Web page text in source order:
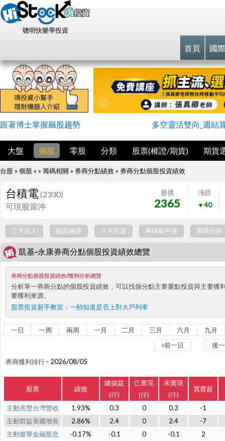
聰明快樂學投資
首頁 國
跟著博士掌握飆股趨勢 多空靈活雙向_週結
大盤 個股 零股 分類 股票(權證/期貨) 期貨
台股 » 個股 » » 籌碼相關 » 券商分點績效 » 券商分點個股投資績效
台積電(2330)
可現股當沖
股價
2365
漲跌
▼40
三大法人 融資融券 八大官股 籌碼集中度 籌碼分析
凱基-永康券商分點個股投資績效總覽
券商分點個股投資績效/獲利分析總覽
分析單一券商分點的個股投資績效，可以找個分點主要重點投資與主要
要獲利來源。
股票投資新手教室： 一秒知道是否上對大戶列車
一日 一周 兩周 一月 二月 三月 六月
九月
«前一日
後
券商獲利排行 - 2026/08/05
股票 績效
總損益
(仟)
己實現
(仟)
未實現
(仟)
買賣超
主動兆豐台灣豐收 1.93% 0.3 0 0.3
-1
主動群益美國增長
2.86% 2.4 0 2.4
-7
主動復華金融股息
-0.17% -0.1 0 -0.1
2